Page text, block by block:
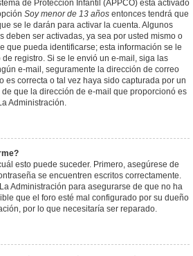
de Protección Infantil (APPCO) está activado
Soy menor de 13 años entonces tendrá que
se le darán para activar la cuenta. Algunos
deben ser activadas, ya sea por usted mismo o
que pueda identificarse; esta información se le
registro. Si se le envió un e-mail, siga las
e-mail, seguramente la dirección de correo
es correcta o tal vez haya sido capturada por un
que la dirección de e-mail que proporcionó es
Administración.
esto puede suceder. Primero, asegúrese de
se encuentren escritos correctamente.
Administración para asegurarse de que no ha
que el foro esté mal configurado por su dueño
por lo que necesitaría ser reparado.